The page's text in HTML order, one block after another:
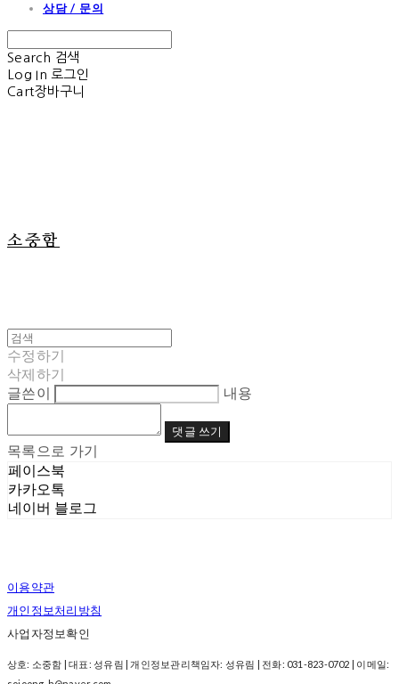
상담 / 문의
Search 검색
Log In 로그인
Cart장바구니
소중함
수정하기
삭제하기
글쓴이
내용
댓글 쓰기
목록으로 가기
페이스북
카카오톡
네이버 블로그
이용약관
개인정보처리방침
사업자정보확인
상호: 소중함 | 대표: 성유림 | 개인정보관리책임자: 성유림 | 전화: 031-823-0702 | 이메일: